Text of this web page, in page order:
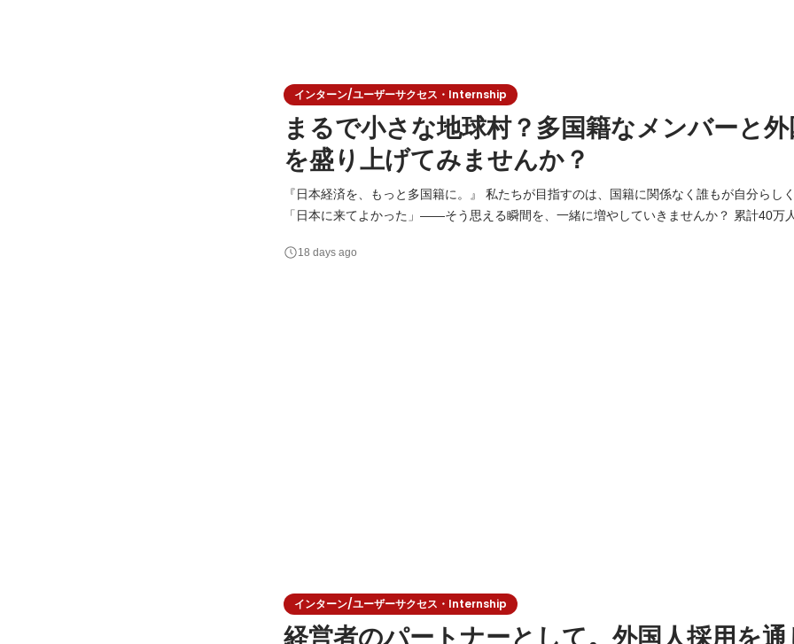
インターン/ユーザーサクセス・Internship
まるで小さな地球村？多国籍なメンバーと
を盛り上げてみませんか？
『日本経済を、もっと多国籍に。』 私たちが目指すのは、国籍に関係なく誰もが自分らしく活躍できる社会。
「日本に来てよかった」——そう思える瞬間を、一緒に増やしていきませんか？ 累計40万人以上の在日外国人
要とする企業とを繋いでいます！ 求職者お一人おひとりの想いに寄り添い、企業の課題を解決する。 日本経済
18 days ago
インターン/ユーザーサクセス・Internship
経営者のパートナーとして。外国人採用を